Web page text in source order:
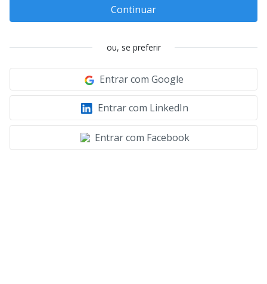
Continuar
ou, se preferir
Entrar com Google
Entrar com LinkedIn
Entrar com Facebook